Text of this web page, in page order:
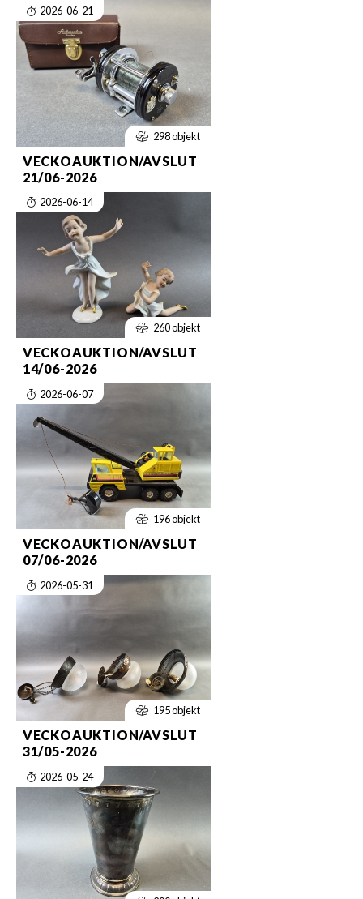
2026-06-21
298 objekt
VECKOAUKTION/AVSLUT
21/06-2026
2026-06-14
260 objekt
VECKOAUKTION/AVSLUT
14/06-2026
2026-06-07
196 objekt
VECKOAUKTION/AVSLUT
07/06-2026
2026-05-31
195 objekt
VECKOAUKTION/AVSLUT
31/05-2026
2026-05-24